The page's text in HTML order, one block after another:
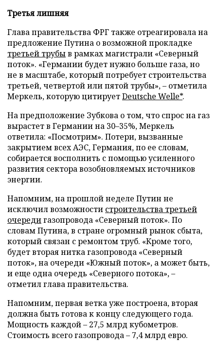
Третья лишняя
Глава правительства ФРГ также отреагировала на
предложение Путина о возможной прокладке
третьей трубыв рамках магистрали «Северный
поток». «Германии будет нужно больше газа, но
не в масштабе, который потребует строительства
третьей, четвертой или пятой трубы», – отметила
Меркель, которую цитируетDeutsche Welle*.
На предположение Зубкова о том, что спрос на газ
вырастет в Германии на 30–35%, Меркель
ответила: «Посмотрим». Потери, вызванные
закрытием всех АЭС, Германия, по ее словам,
собирается восполнить с помощью усиленного
развития сектора возобновляемых источников
энергии.
Напомним, на прошлой неделе Путин не
исключил возможности строительства третьей
очередигазопровода «Северный поток». По
словам Путина, в стране огромный рынок сбыта,
который связан с ремонтом труб. «Кроме того,
будет вторая нитка газопровода «Северный
поток», на очереди «Южный поток», а может быть,
и еще одна очередь «Северного потока», –
отметил глава правительства.
Напомним, первая ветка уже построена, вторая
должна быть готова к концу следующего года.
Мощность каждой – 27,5 млрд кубометров.
Стоимость всего газопровода – 7,4 млрд евро.